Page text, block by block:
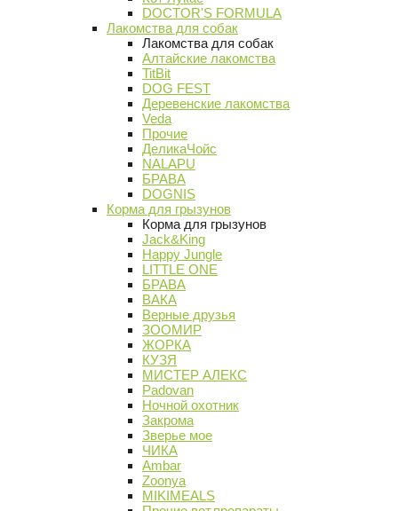
DOCTOR'S FORMULA
Лакомства для собак
Лакомства для собак
Алтайские лакомства
TitBit
DOG FEST
Деревенские лакомства
Veda
Прочие
ДеликаЧойс
NALAPU
БРАВА
DOGNIS
Корма для грызунов
Корма для грызунов
Jack&King
Happy Jungle
LITTLE ONE
БРАВА
ВАКА
Верные друзья
ЗООМИР
ЖОРКА
КУЗЯ
МИСТЕР АЛЕКС
Padovan
Ночной охотник
Закрома
Зверье мое
ЧИКА
Ambar
Zoonya
MIKIMEALS